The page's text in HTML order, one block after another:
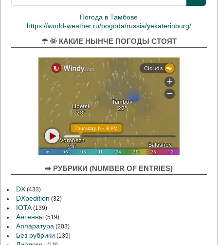
Погода в Тамбове
https://world-weather.ru/pogoda/russia/yekaterinburg/
☂ 🌞 КАКИЕ НЫНЧЕ ПОГОДЫ СТОЯТ
➡ РУБРИКИ (NUMBER OF ENTRIES)
DX (433)
DXpedition (32)
IOTA (139)
Антенны (519)
Аппаратура (203)
Без рубрики (139)